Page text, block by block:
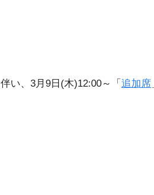
い、3月9日(木)12:00～「 追加席